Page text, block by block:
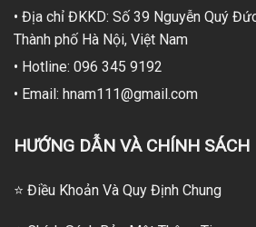
• Địa chỉ ĐKKD: Số 39 Nguyễn Quý
Thành phố Hà Nội, Việt Nam
• Hotline: 096 345 9192
• Email: hnam111@gmail.com
HƯỚNG DẪN VÀ CHÍNH SÁCH
⭐ Điều Khoản Và Quy Định Chung